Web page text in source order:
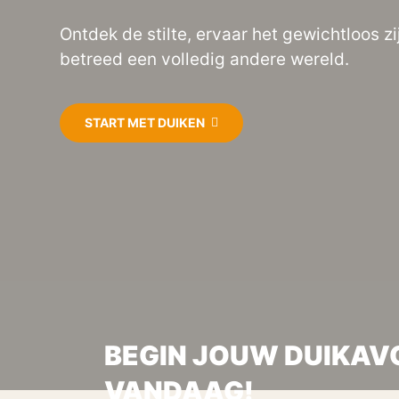
Ontdek de stilte, ervaar het gewichtloos
betreed een volledig andere wereld.
START MET DUIKEN
BEGIN JOUW
VANDAAG!